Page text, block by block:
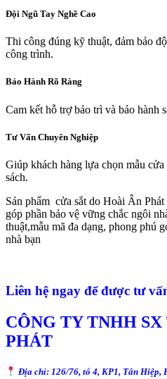
Đội Ngũ Tay Nghề Cao
Thi công đúng kỹ thuật, đảm bảo
công trình.
Bảo Hành Rõ Ràng
Cam kết hỗ trợ bảo trì và bảo hành
Tư Vấn Chuyên Nghiệp
Giúp khách hàng lựa chọn mẫu
sách.
Sản phẩm cửa sắt do Hoài Ân
góp phần bảo vệ vững chắc ngôi
thuật,mẫu mã đa dạng, phong phú
nhà bạn
Liên hệ ngay để được tư
CÔNG TY TNHH
PHÁT
Địa chỉ: 126/76, tổ 4, KP1, Tân Hiệp,